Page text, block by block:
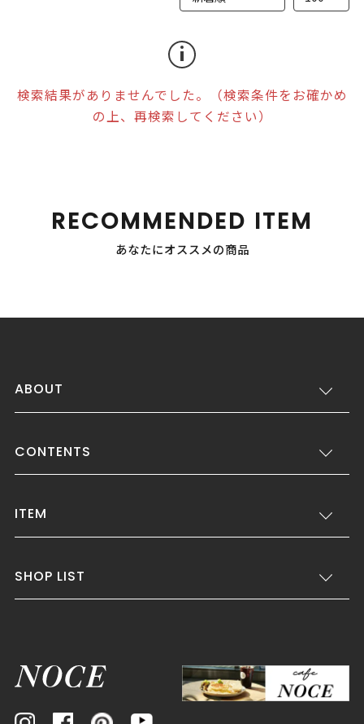
検索結果がありませんでした。（検索条件をお確かめ
の上、再検索してください）
RECOMMENDED ITEM
あなたにオススメの商品
ABOUT
CONTENTS
ITEM
SHOP LIST